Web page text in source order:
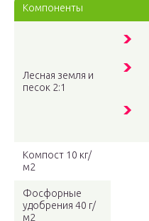
Компоненты
Лесная земля и
песок 2:1
Компост 10 кг/
м2
Фосфорные
удобрения 40 г/
м2